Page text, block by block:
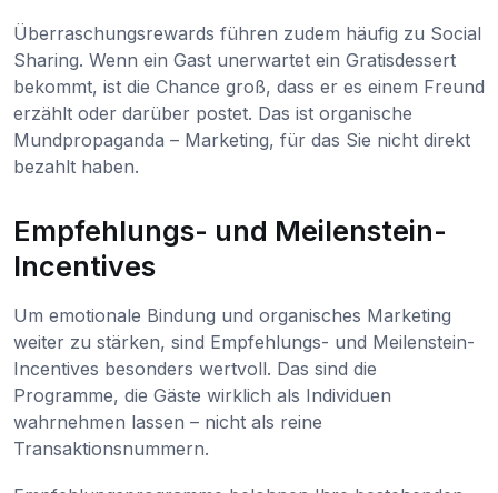
Überraschungsrewards führen zudem häufig zu Social
Sharing. Wenn ein Gast unerwartet ein Gratisdessert
bekommt, ist die Chance groß, dass er es einem Freund
erzählt oder darüber postet. Das ist organische
Mundpropaganda – Marketing, für das Sie nicht direkt
bezahlt haben.
Empfehlungs- und Meilenstein-
Incentives
Um emotionale Bindung und organisches Marketing
weiter zu stärken, sind Empfehlungs- und Meilenstein-
Incentives besonders wertvoll. Das sind die
Programme, die Gäste wirklich als Individuen
wahrnehmen lassen – nicht als reine
Transaktionsnummern.